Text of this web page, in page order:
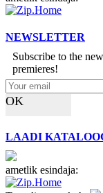
NEWSLETTER
Subscribe to the
premieres!
OK
LAADI
ametlik esindaja: